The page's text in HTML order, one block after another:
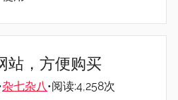
站，方便购买
杂七杂八•阅读:4,258次